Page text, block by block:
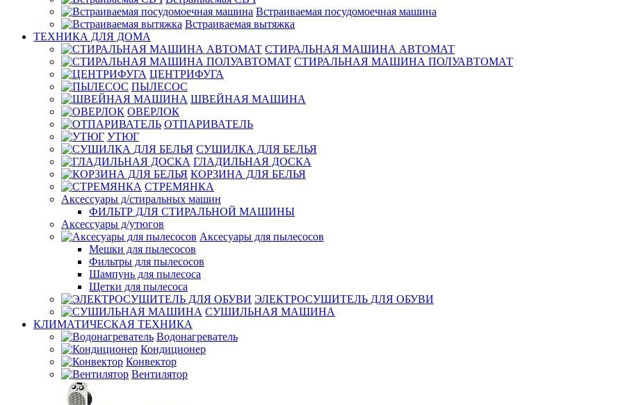
Встраиваемая посудомоечная машина
Встраиваемая вытяжка
ТЕХНИКА ДЛЯ ДОМА
СТИРАЛЬНАЯ МАШИНА АВТОМАТ
СТИРАЛЬНАЯ МАШИНА ПОЛУАВТОМАТ
ЦЕНТРИФУГА
ПЫЛЕСОС
ШВЕЙНАЯ МАШИНА
ОВЕРЛОК
ОТПАРИВАТЕЛЬ
УТЮГ
СУШИЛКА ДЛЯ БЕЛЬЯ
ГЛАДИЛЬНАЯ ДОСКА
КОРЗИНА ДЛЯ БЕЛЬЯ
СТРЕМЯНКА
Аксессуары д/стиральных машин
ФИЛЬТР ДЛЯ СТИРАЛЬНОЙ МАШИНЫ
Аксессуары д/утюгов
Аксесуары для пылесосов
Мешки для пылесосов
Фильтры для пылесосов
Шампунь для пылесоса
Щетки для пылесоса
ЭЛЕКТРОСУШИТЕЛЬ ДЛЯ ОБУВИ
СУШИЛЬНАЯ МАШИНА
КЛИМАТИЧЕСКАЯ ТЕХНИКА
Водонагреватель
Кондиционер
Конвектор
Вентилятор